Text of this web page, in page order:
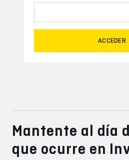
ACCEDER
Mantente al día
que ocurre en